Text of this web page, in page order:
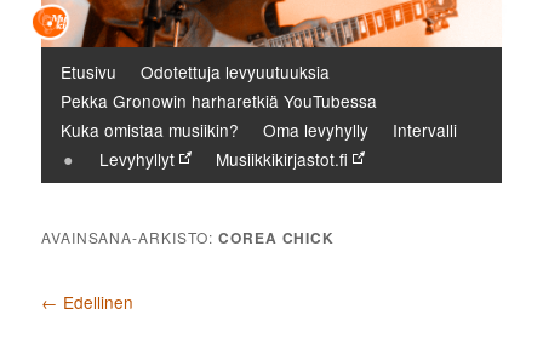
Päävalikko
Etusivu
Odotettuja levyuutuuksia
Pekka Gronowin harharetkiä YouTubessa
Kuka omistaa musiikin?
Oma levyhylly
Intervalli
Levyhyllyt
Musiikkikirjastot.fi
AVAINSANA-ARKISTO:COREA CHICK
Artikkelien selaus
← Edellinen